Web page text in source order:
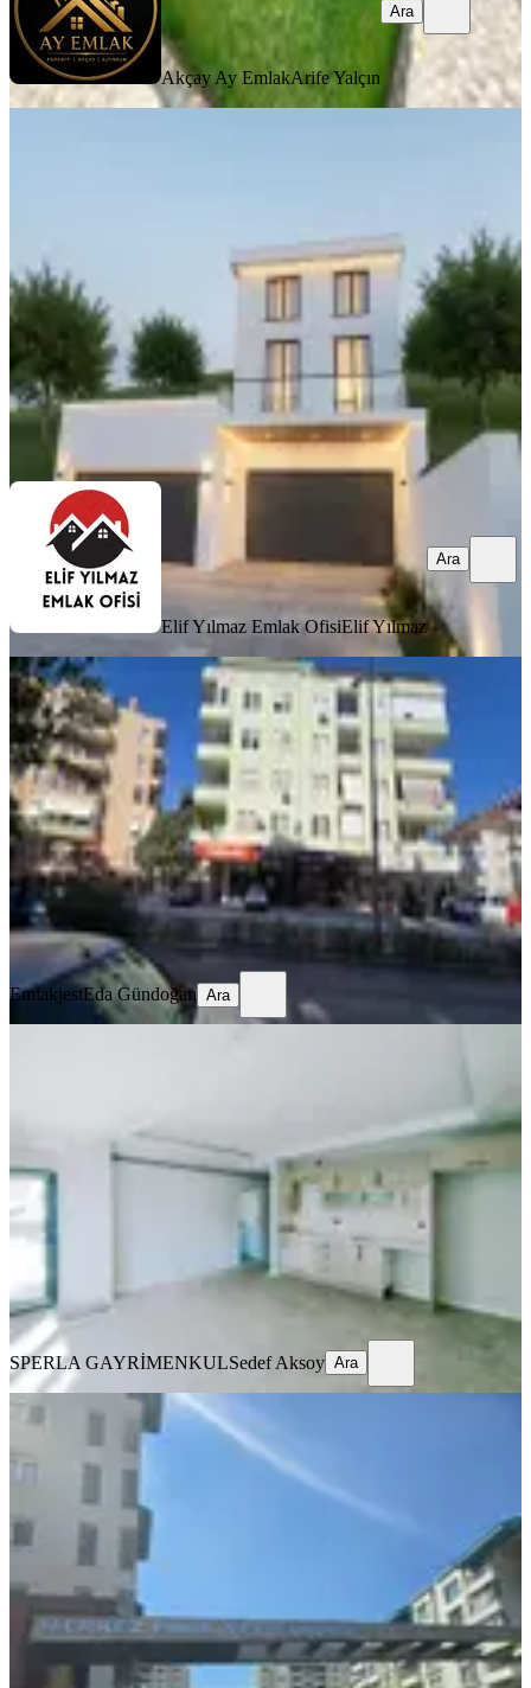
Akçay Ay EmlakArife Yalçın
Ara
677 m²·06.08.2026
Elif Yılmaz Emlak OfisiElif Yılmaz
Elif Yılmaz Emlak OfisiElif Yılmaz
Ara
ÖNE ÇIKAN
Alanya Güllerpınarı Kelepir Merkezi
Satılık 3+1
Antalya, Alanya
3+1·130 m² Kot 1 06.08.2026
5.000.000 ₺
Emlakjest Eda Gündoğan
Ara
EmlakjestEda Gündoğan Ara
Balıkesir, Karesi
2+1·78 m²·3. Kat 06.08.2026
5.750.000 ₺
SPERLA GAYRİMENKUL Sedef Aksoy
Ara
SPERLA GAYRİMENKULSedef Aksoy Ara
ÖNE ÇIKAN
Zeytinburnu Merkez Park Yel
Evlerinde 4+1 Satılık 220 M2 Daire